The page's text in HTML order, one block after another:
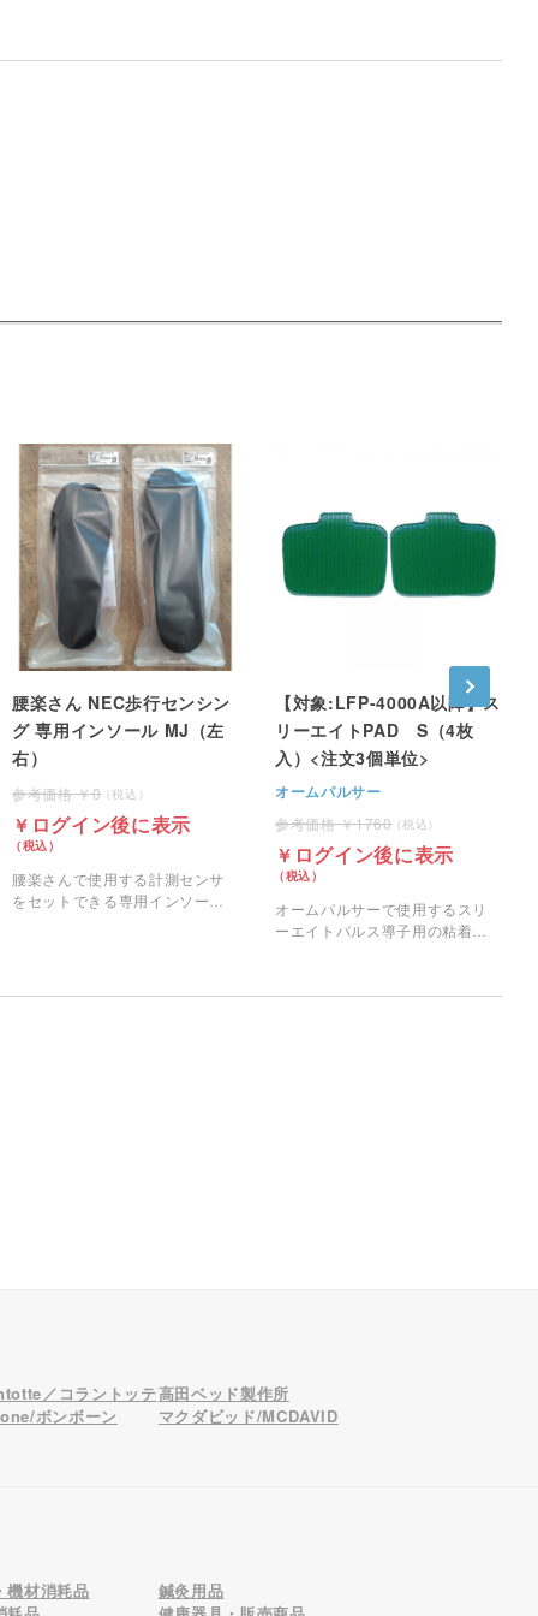
腰楽さん NEC歩行センシン
グ 専用インソール MJ（左
右）
0
ログイン後に表示
腰楽さんで使用する計測センサ
をセットできる専用インソール
【対象:LFP-4000A以降】ス
リーエイトPAD S（4枚
入）<注文3個単位>
オームパルサー
1760
ログイン後に表示
オームパルサーで使用するスリ
ーエイトパルス導子用の粘着パ
／コラントッテ高田ベッド製作所
ボンボーン
マクダビッド/MCDAVID
機材消耗品
鍼灸用品